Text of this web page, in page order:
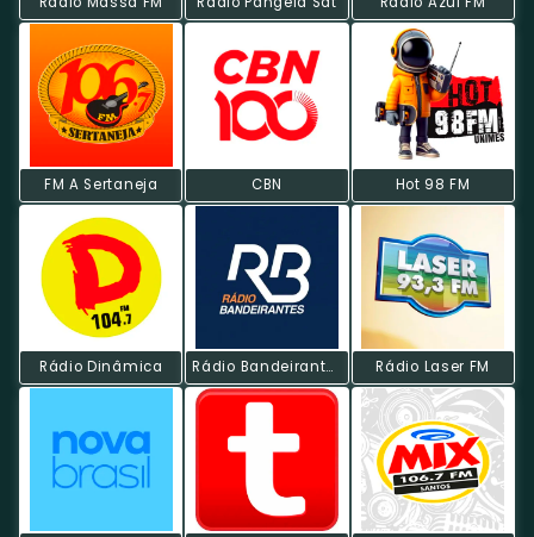
FM A Sertaneja CBN Hot 98 FM
Rádio Dinâmica Rádio Bandeirantes FM Rádio Laser FM